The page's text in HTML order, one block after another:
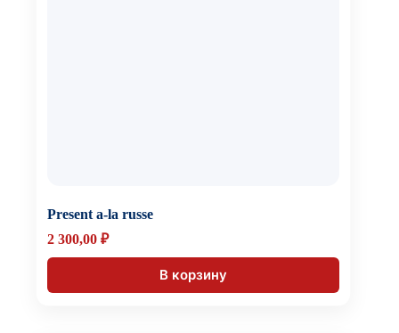
Present a-la russe
2 300,00 ₽
В корзину